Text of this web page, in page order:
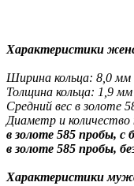
Характеристики
Ширина кольца: 8,0 мм
Толщина кольца: 1,9 мм
Средний вес в золоте
Диаметр и
в золоте 585 пробы, с
в золоте 585 пробы,
Характеристики